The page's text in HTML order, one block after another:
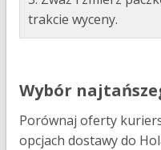
trakcie wyceny.
Wybór
Porównaj oferty
opcjach dostawy do